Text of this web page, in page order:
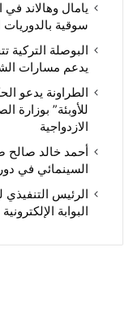
يامال وهالاند في
سوقية بالدوريات
البوصلة التركية
يدعم مسارات
الطراونة يدعو
للأوبئة” بوزارة
الازدواجية
أحمد خالد
السينمائي في
الرئيس التنفيذي
البوابة